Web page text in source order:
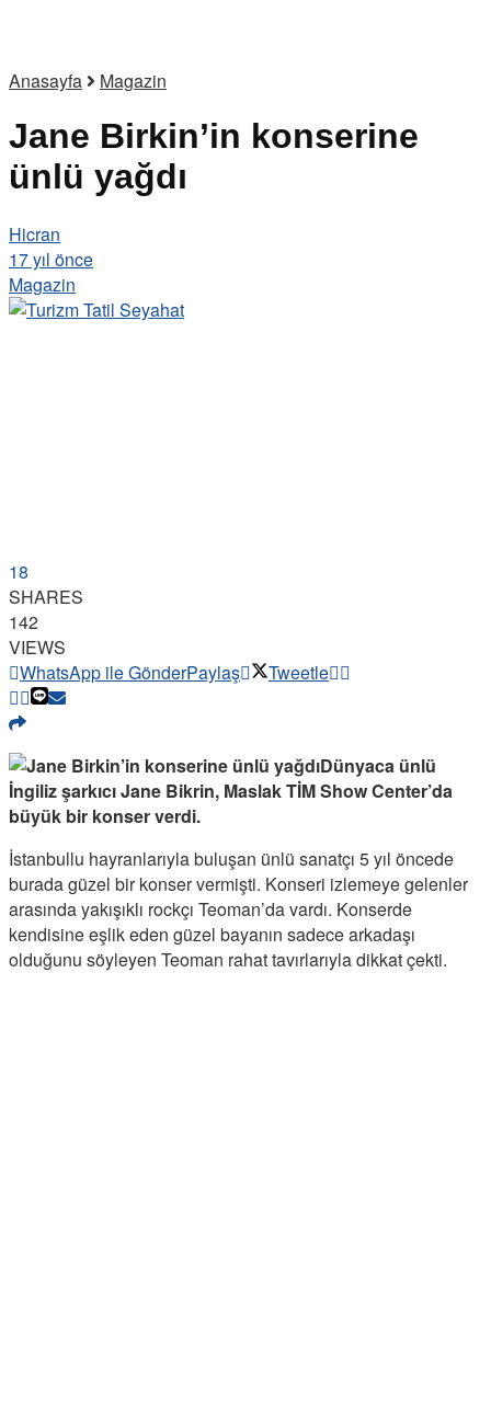
Anasayfa Magazin
Jane Birkin’in konserine
ünlü yağdı
Hicran
17 yıl önce
Magazin
18
SHARES
142
VIEWS
WhatsApp ile GönderPaylaş Tweetle
Dünyaca ünlü
İngiliz şarkıcı Jane Bikrin, Maslak TİM Show Center’da
büyük bir konser verdi.
İstanbullu hayranlarıyla buluşan ünlü sanatçı 5 yıl öncede
burada güzel bir konser vermişti. Konseri izlemeye gelenler
arasında yakışıklı rockçı Teoman’da vardı. Konserde
kendisine eşlik eden güzel bayanın sadece arkadaşı
olduğunu söyleyen Teoman rahat tavırlarıyla dikkat çekti.